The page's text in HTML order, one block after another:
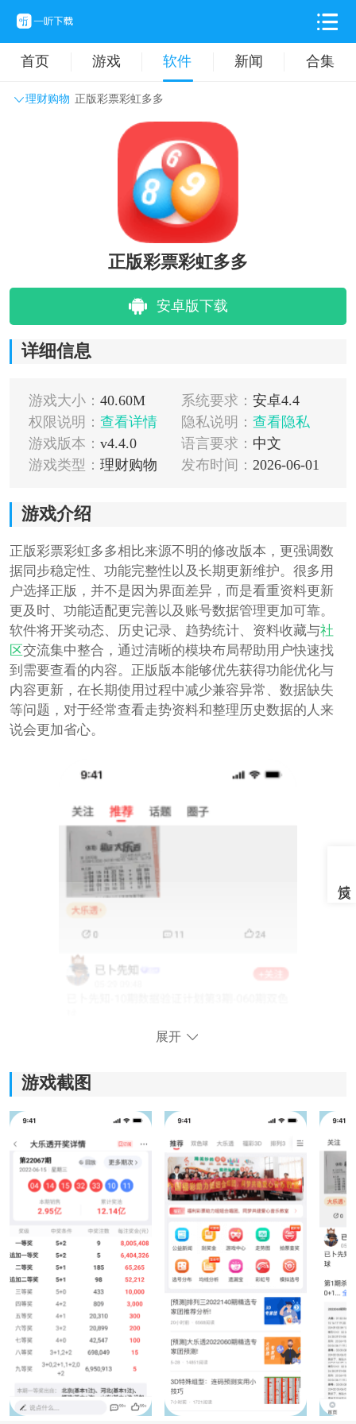
首页 游戏 软件 新闻 合集
理财购物 正版彩票彩虹多多
主题壁纸 旅游出行
拍摄美化 时尚购物
正版彩票彩虹多多
安卓版下载
详细信息
游戏大小： 40.60M 系统要求： 安卓4.4
权限说明： 查看详情 隐私说明： 查看隐私
游戏版本： v4.4.0 语言要求： 中文
游戏类型： 理财购物 发布时间： 2026-06-01
游戏介绍
正版彩票彩虹多多相比来源不明的修改版本，更强调数
据同步稳定性、功能完整性以及长期更新维护。很多用
户选择正版，并不是因为界面差异，而是看重资料更新
更及时、功能适配更完善以及账号数据管理更加可靠。
软件将开奖动态、历史记录、趋势统计、资料收藏与社
区交流集中整合，通过清晰的模块布局帮助用户快速找
到需要查看的内容。正版版本能够优先获得功能优化与
内容更新，在长期使用过程中减少兼容异常、数据缺失
等问题，对于经常查看走势资料和整理历史数据的人来
说会更加省心。
核心功能
1、首页模块经过重新整理，高频功能入口更加集中，常
用资料能够更快找到，减少页面来回切换的时间消耗。
风格与功能面板自定义设置，不同用户可以
根据个人习惯调整常用功能布局，提高操作效率。
展开
游戏截图